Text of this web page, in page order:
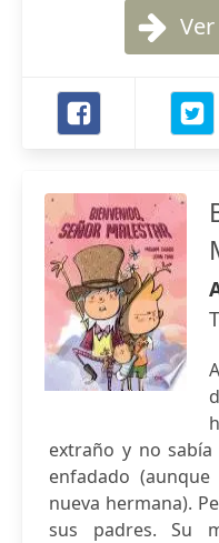
extraño y no
enfadado
nueva hermana).
sus padres. Su